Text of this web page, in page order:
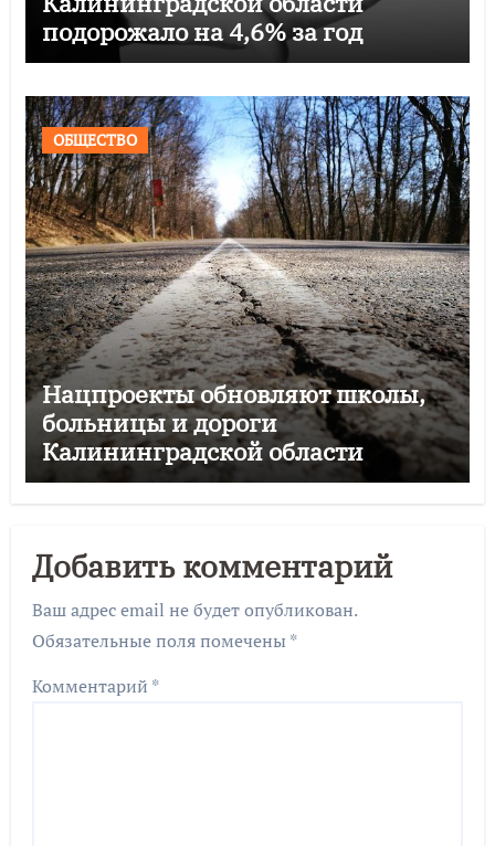
подорожало на 4,6% за год
ОБЩЕСТВО
Нацпроекты обновляют школы,
больницы и дороги
Калининградской области
Добавить комментарий
Ваш адрес email не будет опубликован.
Обязательные поля помечены *
Комментарий *